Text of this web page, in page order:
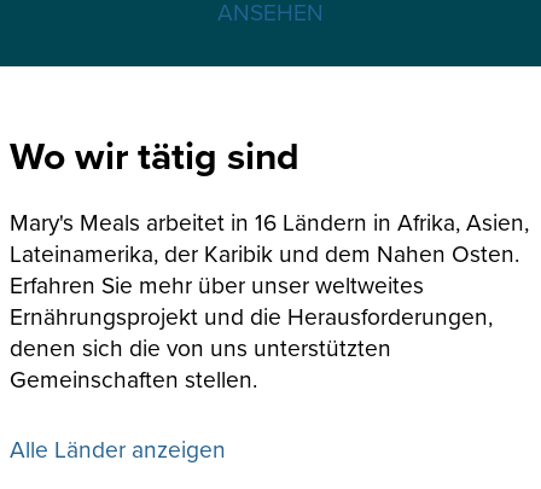
ANSEHEN
Wo wir tätig sind
Mary's Meals arbeitet in 16 Ländern in Afrika, Asien,
Lateinamerika, der Karibik und dem Nahen Osten.
Erfahren Sie mehr über unser weltweites
Ernährungsprojekt und die Herausforderungen,
denen sich die von uns unterstützten
Gemeinschaften stellen.
Alle Länder anzeigen